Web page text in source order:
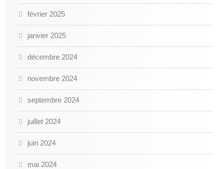
février 2025
janvier 2025
décembre 2024
novembre 2024
septembre 2024
juillet 2024
juin 2024
mai 2024